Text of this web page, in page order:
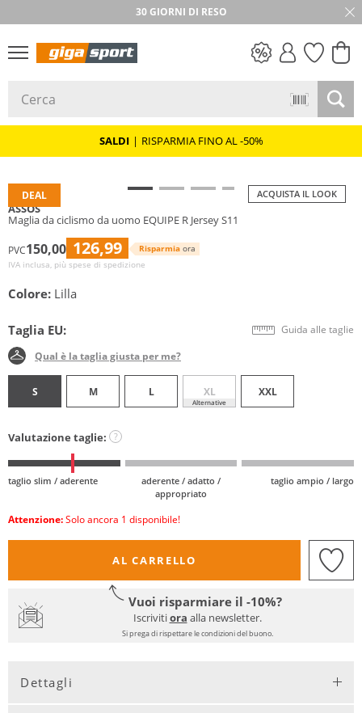
30 GIORNI DI RESO
SALDI | RISPARMIA FINO AL -50%
ACQUISTA IL LOOK
DEAL
ASSOS
Maglia da ciclismo da uomo EQUIPE R Jersey S11
PVC150,00 126,99 Risparmia ora
IVA inclusa, più spese di spedizione
Colore: Lilla
Taglia EU: Guida alle taglie
Qual è la taglia giusta per me?
S M L XL
Alternative
XXL
Valutazione taglie: ?
taglio slim / aderente
aderente / adatto /
appropriato
taglio ampio / largo
Attenzione: Solo ancora 1 disponibile!
AL CARRELLO
Vuoi risparmiare il -10%?
Iscrivitiora alla newsletter.
Si prega di rispettare le condizioni del buono.
Dettagli